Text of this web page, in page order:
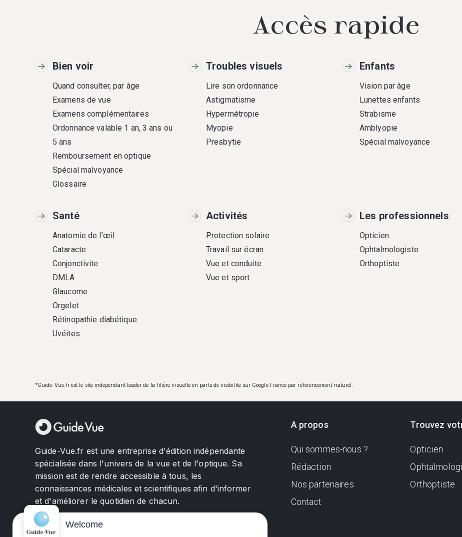
Accès rapide
Bien voir
Quand consulter, par âge
Examens de vue
Examens complémentaires
Ordonnance valable 1 an, 3 ans ou
5 ans
Remboursement en optique
Spécial malvoyance
Glossaire
Troubles visuels
Lire son ordonnance
Astigmatisme
Hypermétropie
Myopie
Presbytie
Enfants
Vision par âge
Lunettes enfants
Strabisme
Amblyopie
Spécial malvoyance
Santé
Anatomie de l’œil
Cataracte
Conjonctivite
DMLA
Glaucome
Orgelet
Rétinopathie diabétique
Uvéites
Activités
Protection solaire
Travail sur écran
Vue et conduite
Vue et sport
Les professionnels
Opticien
Ophtalmologiste
Orthoptiste
*Guide-Vue.fr est le site indépendant leader de la filière visuelle en parts de visibilité sur Google France par référencement naturel.
Guide-Vue.fr est une entreprise d'édition indépendante
spécialisée dans l'univers de la vue et de l'optique. Sa
mission est de rendre accessible à tous, les
connaissances médicales et scientifiques afin d'informer
et d'améliorer le quotidien de chacun.
A propos
Qui sommes-nous ?
Rédaction
Nos partenaires
Contact
Trouvez
Opticien
Orthoptiste
Welcome